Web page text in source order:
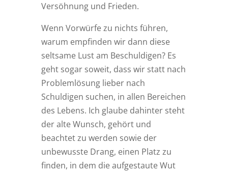
Versöhnung und Frieden.
Wenn Vorwürfe zu nichts führen,
warum empfinden wir dann diese
seltsame Lust am Beschuldigen? Es
geht sogar soweit, dass wir statt nach
Problemlösung lieber nach
Schuldigen suchen, in allen Bereichen
des Lebens. Ich glaube dahinter steht
der alte Wunsch, gehört und
beachtet zu werden sowie der
unbewusste Drang, einen Platz zu
finden, in dem die aufgestaute Wut